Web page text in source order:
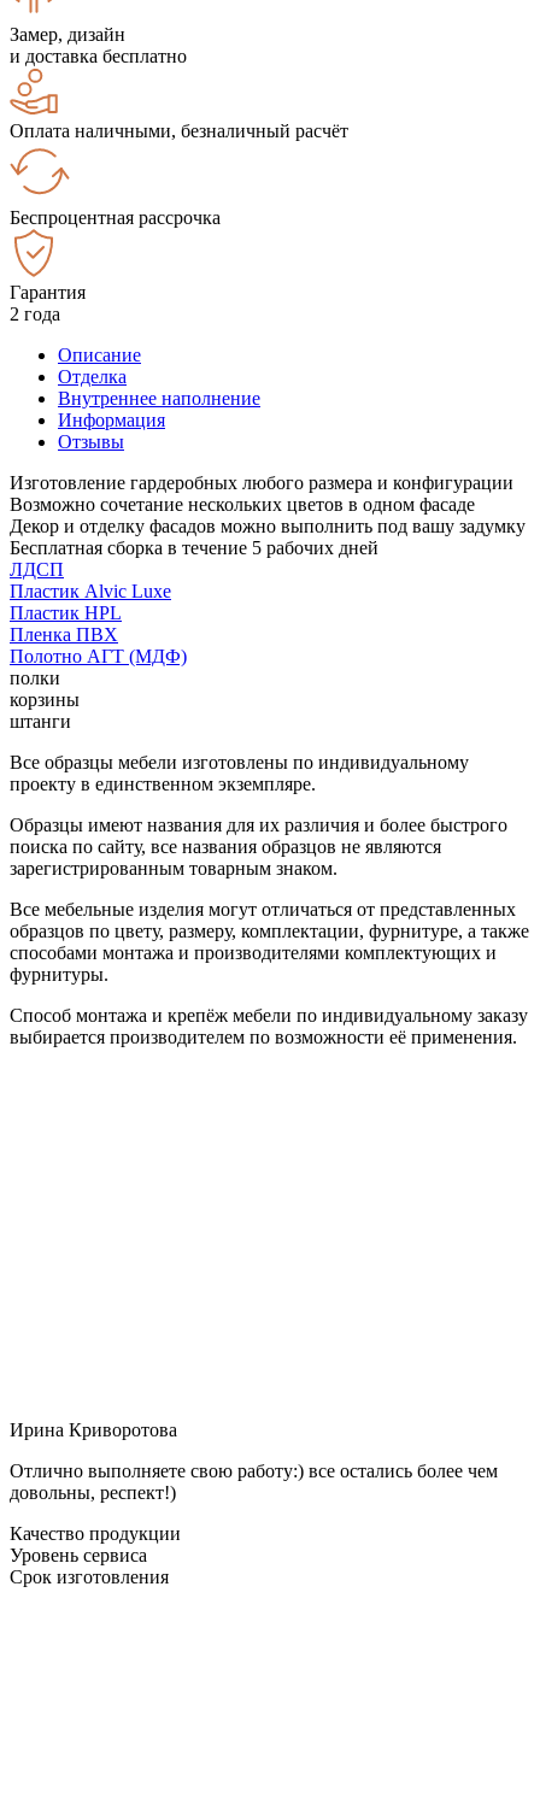
Замер, дизайн
и доставка бесплатно
Оплата наличными, безналичный расчёт
Беспроцентная рассрочка
Гарантия
2 года
Описание
Отделка
Внутреннее наполнение
Информация
Отзывы
Изготовление гардеробных любого размера и конфигурации
Возможно сочетание нескольких цветов в одном фасаде
Декор и отделку фасадов можно выполнить под вашу задумку
Бесплатная сборка в течение 5 рабочих дней
ЛДСП
Пластик Alvic Luxe
Пластик HPL
Пленка ПВХ
Полотно АГТ (МДФ)
полки
корзины
штанги
Все образцы мебели изготовлены по индивидуальному
проекту в единственном экземпляре.
Образцы имеют названия для их различия и более быстрого
поиска по сайту, все названия образцов не являются
зарегистрированным товарным знаком.
Все мебельные изделия могут отличаться от представленных
образцов по цвету, размеру, комплектации, фурнитуре, а также
способами монтажа и производителями комплектующих и
фурнитуры.
Способ монтажа и крепёж мебели по индивидуальному заказу
выбирается производителем по возможности её применения.
Ирина Криворотова
Отлично выполняете свою работу:) все остались более чем
довольны, респект!)
Качество продукции
Уровень сервиса
Срок изготовления